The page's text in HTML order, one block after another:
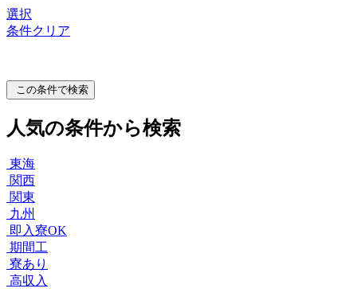
選択
条件クリア
この条件で検索
人気の条件から検索
東海
関西
関東
九州
即入寮OK
期間工
寮あり
高収入